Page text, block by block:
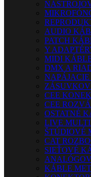
AUDIO
PATCH
Y
MIDI
DMX A
CEE
CEE
OSTATNÉ
LIVE
ŠTÚDIOVÉ
CAT
SIEŤOVÉ
KÁBLE